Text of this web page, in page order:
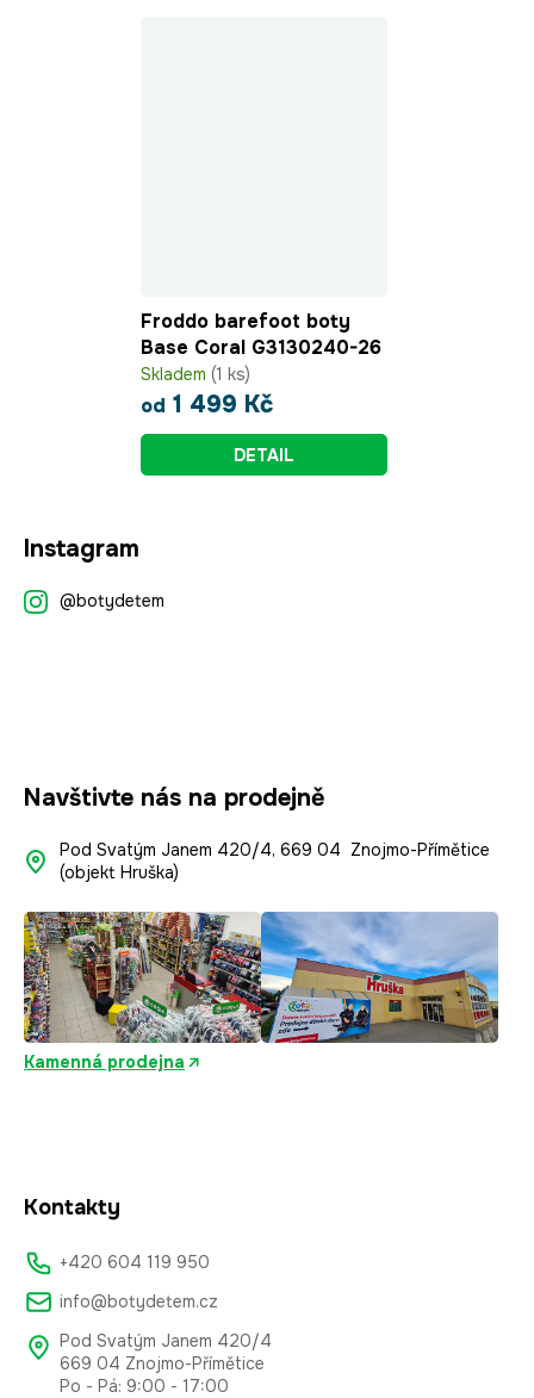
Froddo barefoot boty
Base Coral G3130240-26
Skladem (1 ks)
od 1 499 Kč
DETAIL
Instagram
@botydetem
Navštivte nás na prodejně
Pod Svatým Janem 420/4, 669 04 Znojmo-Přímětice
(objekt Hruška)
Kamenná prodejna
Kontakty
+420 604 119 950
info@botydetem.cz
Pod Svatým Janem 420/4
669 04 Znojmo-Přímětice
Po - Pá: 9:00 - 17:00